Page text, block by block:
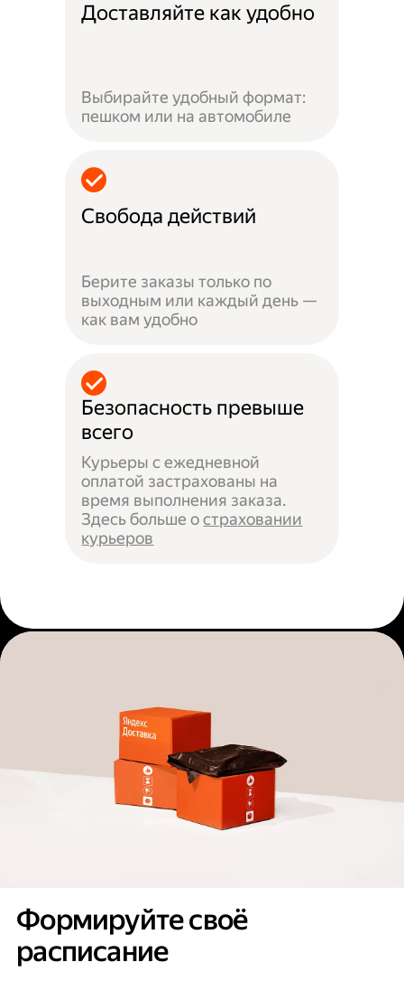
Доставляйте как удобно
Выбирайте удобный формат:
пешком или на автомобиле
Свобода действий
Берите заказы только по
выходным или каждый день —
как вам удобно
Безопасность превыше
всего
Курьеры с ежедневной
оплатой застрахованы на
время выполнения заказа.
Здесь больше остраховании
курьеров
Формируйте своё
расписание